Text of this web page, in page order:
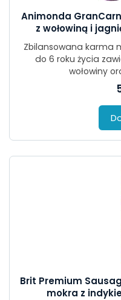
Animonda
z wołowiną i
Zbilansowana karma
do 6 roku życia
wołowiny
Brit Premium
mokra z